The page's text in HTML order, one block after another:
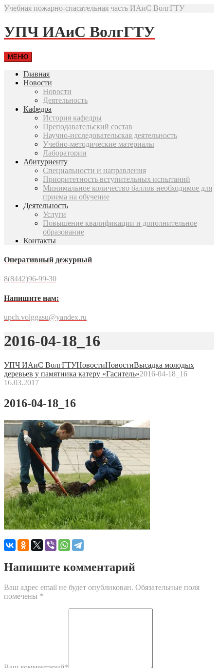
Учебная пожарно-спасательная часть ИАиС ВолгГТУ
УПЧ ИАиС ВолгГТУ
МЕНЮ
Главная
Новости
Новости
Деятельность
Кафедра
История кафедры
Преподавательский состав
Научно-исследовательская деятельность
Учебно-методические материалы
Лаборатории
Абитуриенту
Специальности и направления
Приоритетность вступительных испытаний
Минимальное количество баллов необходимое для
приема на обучение
Деятельность
Услуги
Повышение квалификации и дополнительное
образование
Контакты
Оперативный дежурный
8(8442)96-99-30
Напишите нам:
upch.volggasu@yandex.ru
2016-04-18_16
УПЧ ИАиС ВолгГТУНовостиНовостиВысадка молодых
деревьев у памятника катеру «Гаситель»2016-04-18_16
16.03.2017
2016-04-18_16
Напишите комментарий
Ваш адрес email не будет опубликован. Обязательные поля
помечены *